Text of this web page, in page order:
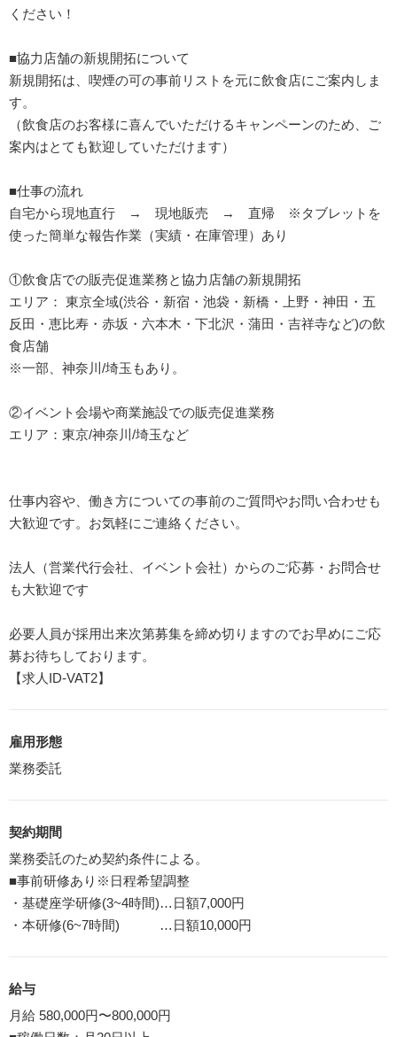
ください！
■協力店舗の新規開拓について
新規開拓は、喫煙の可の事前リストを元に飲食店にご案内しま
す。
（飲食店のお客様に喜んでいただけるキャンペーンのため、ご
案内はとても歓迎していただけます）
■仕事の流れ
自宅から現地直行 → 現地販売 → 直帰 ※タブレットを
使った簡単な報告作業（実績・在庫管理）あり
①飲食店での販売促進業務と協力店舗の新規開拓
エリア： 東京全域(渋谷・新宿・池袋・新橋・上野・神田・五
反田・恵比寿・赤坂・六本木・下北沢・蒲田・吉祥寺など)の飲
食店舗
※一部、神奈川/埼玉もあり。
②イベント会場や商業施設での販売促進業務
エリア：東京/神奈川/埼玉など
仕事内容や、働き方についての事前のご質問やお問い合わせも
大歓迎です。お気軽にご連絡ください。
法人（営業代行会社、イベント会社）からのご応募・お問合せ
も大歓迎です
必要人員が採用出来次第募集を締め切りますのでお早めにご応
募お待ちしております。
【求人ID-VAT2】
雇用形態
業務委託
契約期間
業務委託のため契約条件による。
■事前研修あり※日程希望調整
・基礎座学研修(3~4時間)…日額7,000円
・本研修(6~7時間) …日額10,000円
給与
月給 580,000円〜800,000円